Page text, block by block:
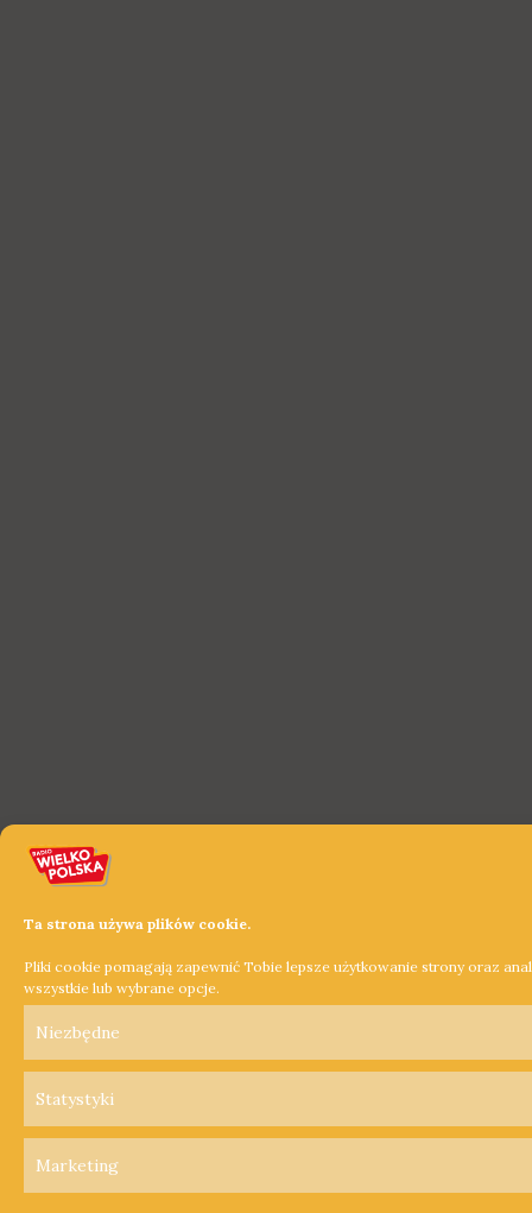
Ta strona używa plików cookie.
Pliki cookie pomagają zapewnić Tobie lepsze użytkowanie strony oraz
wszystkie lub wybrane opcje.
Niezbędne
Statystyki
Marketing